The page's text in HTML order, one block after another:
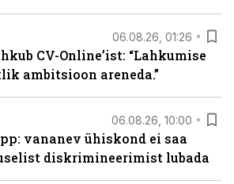
06.08.26, 01:26
CV-Online’ist: “Lahkumise
ambitsioon areneda.”
06.08.26, 10:00
vananev ühiskond ei saa
diskrimineerimist lubada